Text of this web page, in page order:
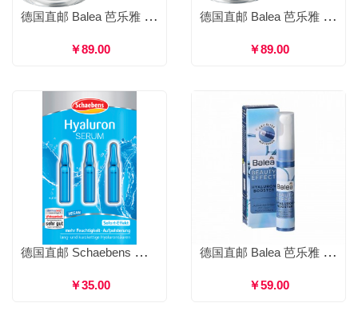
德国直邮 Balea 芭乐雅 玻尿酸紧致提拉胶原蛋白保湿日霜 深度提拉紧致肌肤 50ml
￥89.00
德国直邮 Balea 芭乐雅 玻尿酸3倍高效保湿密集修护晚霜 紧实肌肤细胞修护 50ml
￥89.00
德国直邮 Schaebens 雪本诗 玻尿酸急救安瓶 提高皮肤水分 抚平干燥细纹 1ml*3瓶装
￥35.00
德国直邮 Balea 芭乐雅 玻尿酸浓缩精华液美容袪皱棒 按摩保湿亮肤 10ml
￥59.00